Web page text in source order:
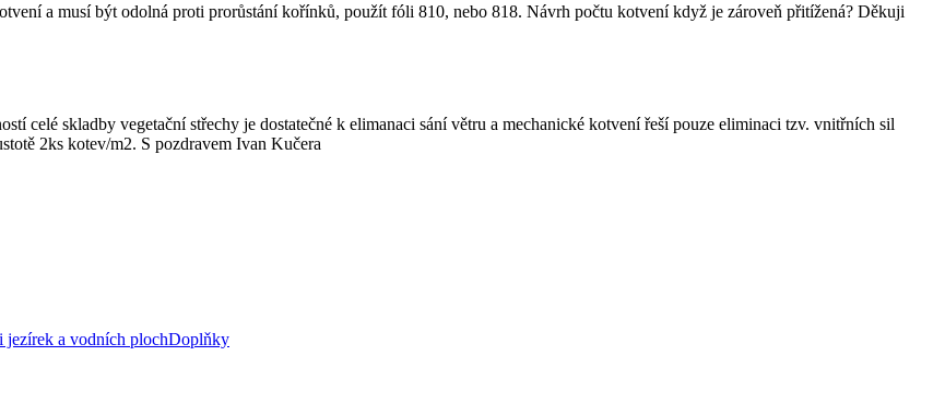
a musí být odolná proti prorůstání kořínků, použít fóli 810, nebo 818. Návrh počtu kotvení když je zároveň přitížená? Děkuji
celé skladby vegetační střechy je dostatečné k elimanaci sání větru a mechanické kotvení řeší pouze eliminaci tzv. vnitřních sil
2ks kotev/m2. S pozdravem Ivan Kučera
jezírek a vodních plochDoplňky